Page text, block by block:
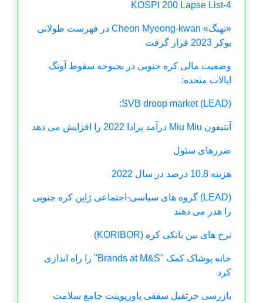
KOSPI 200 Lapse List-4
«نهنگ» Cheon Myeong-kwan در فهرست طولانی
بوکر 2023 قرار گرفت
وضعیت مالی کره جنوبی در بحبوحه سقوط آونگ
ایالات متحده:
(LEAD) SVB droop market:
آنتیفون Miu Miu درآمد پرادا 2022 را افزایش می دهد
ضررهای سئول
هزینه 10.8 درصد در سال 2022
(LEAD) گروه های سیاسی-اجتماعی ژاپن کره جنوبی
را هدر می دهند
نرخ های بین بانکی کره (KORIBOR)
خانه پوشاک کمک "Brands at M&S" را راه اندازی
کرد
بازرسی جرثقیل سقفی پاورپوینت جامع سلامت